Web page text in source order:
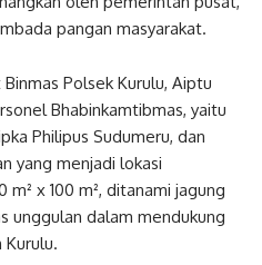
pangan masyarakat.
Polsek Kurulu, Aiptu
Bhabinkamtibmas, yaitu
Philipus Sudumeru, dan
yang menjadi lokasi
x 100 m², ditanami jagung
unggulan dalam mendukung
Kurulu.